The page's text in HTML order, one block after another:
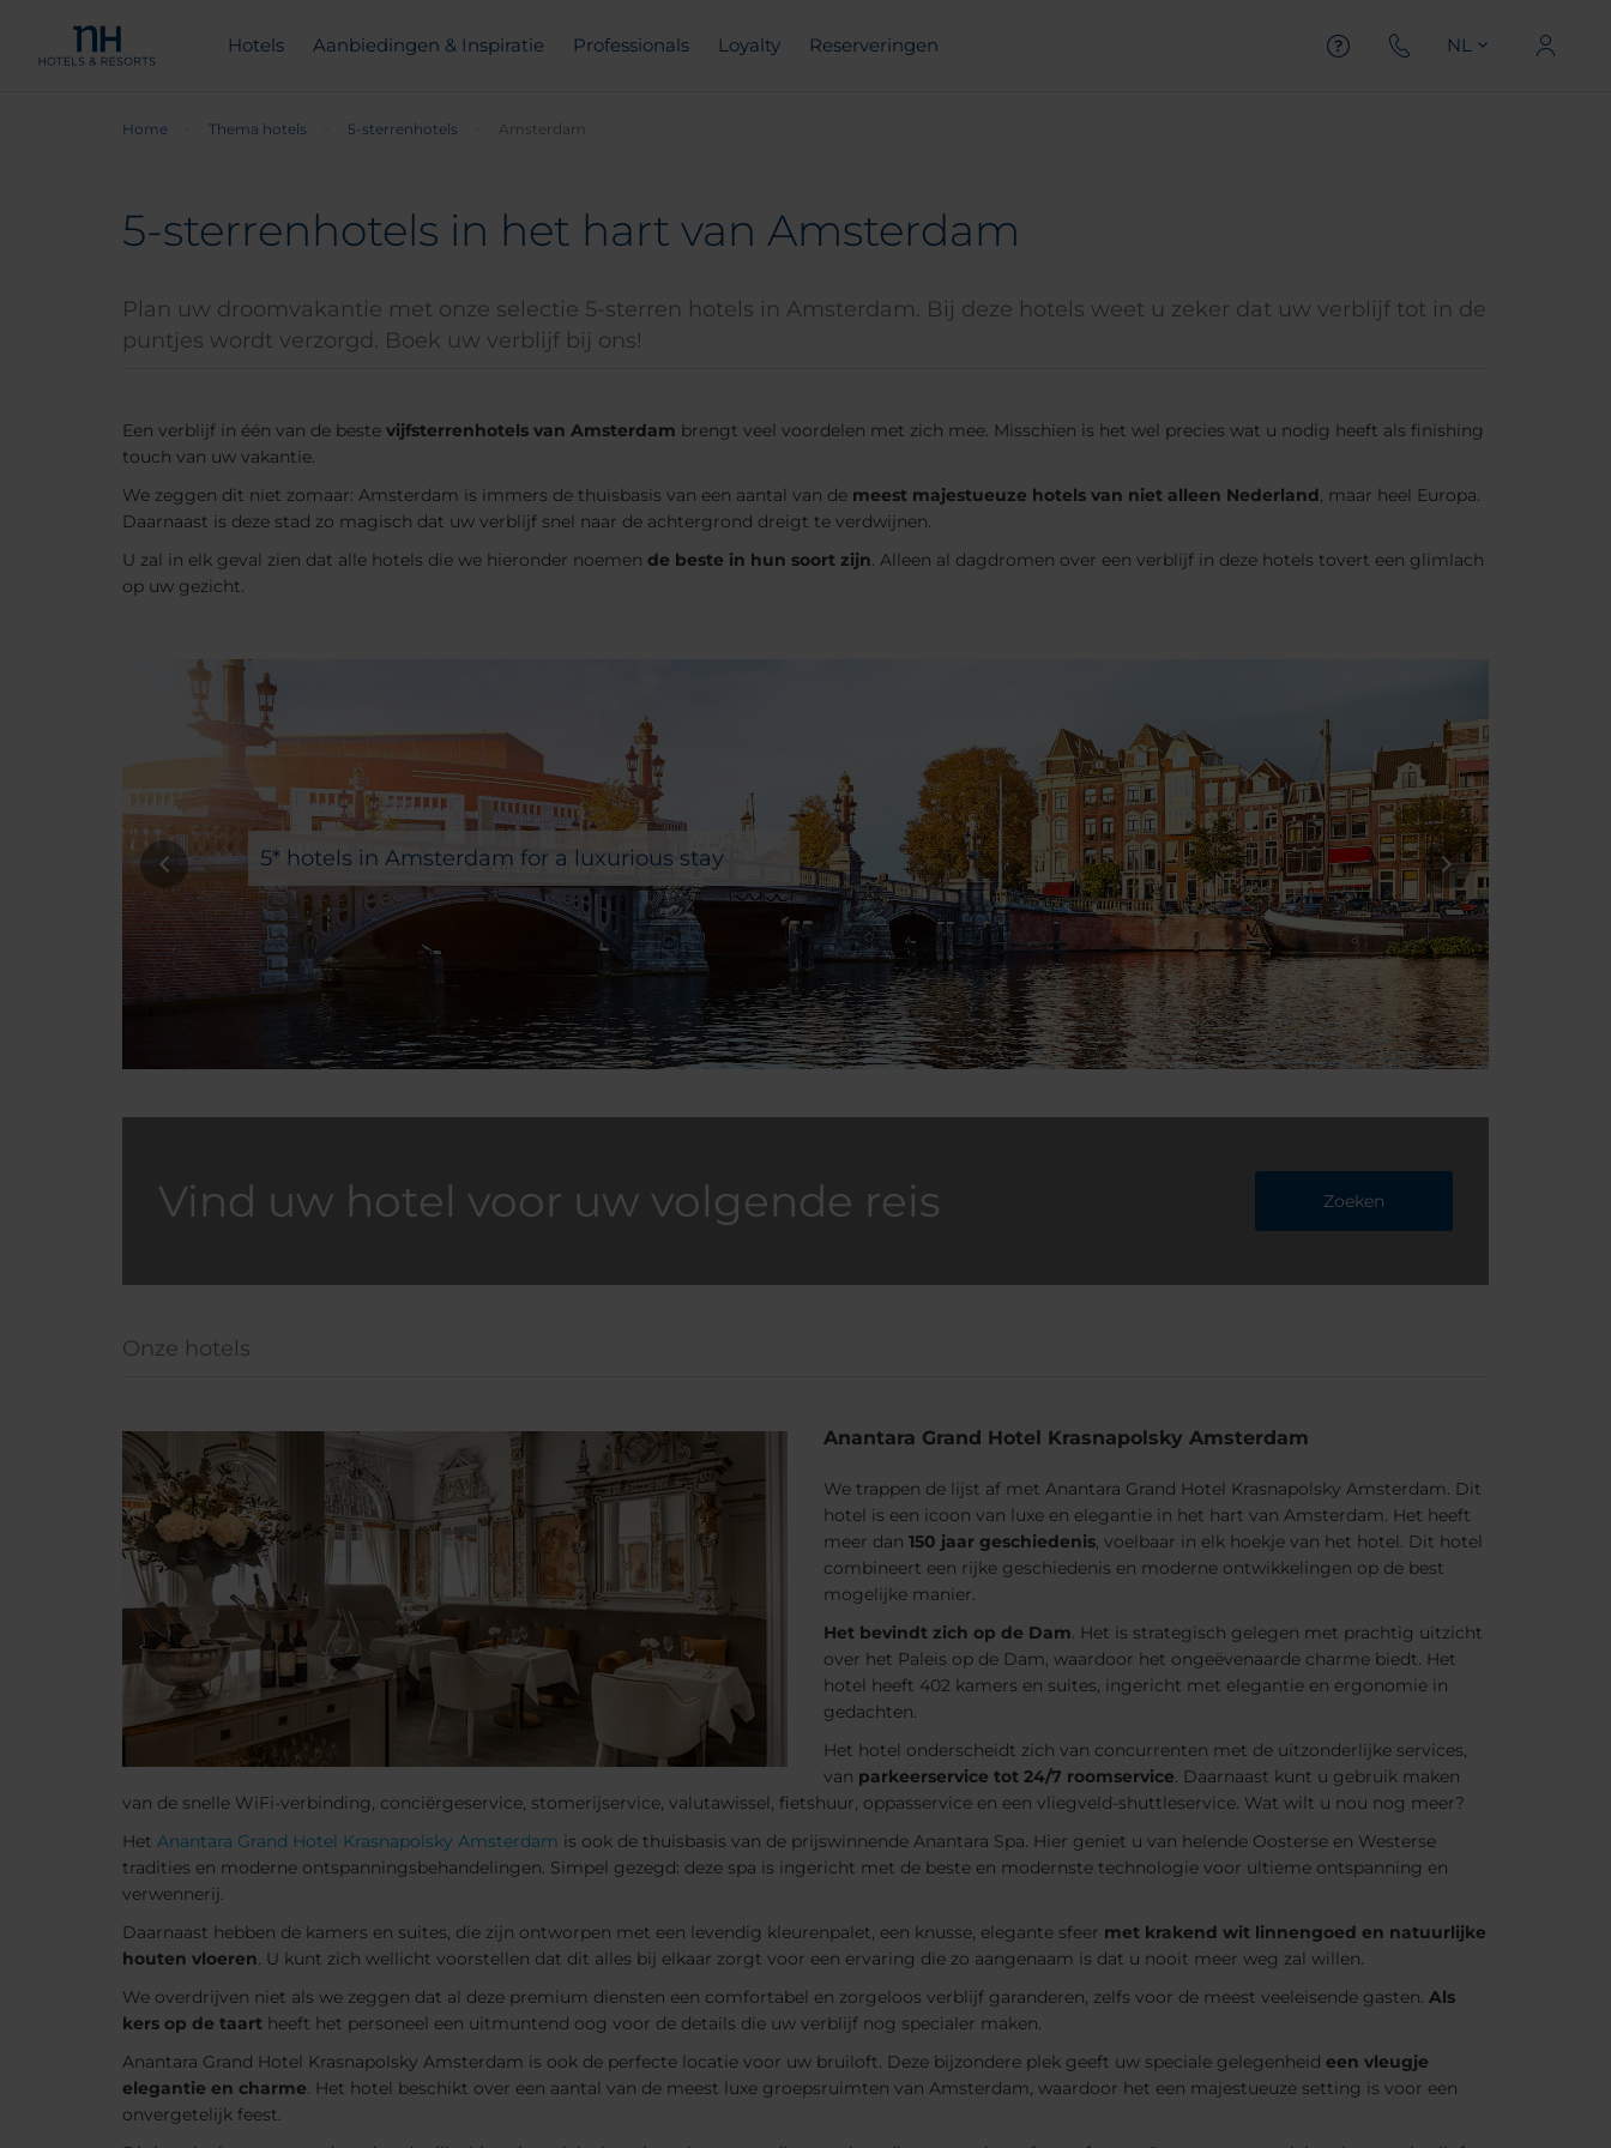
Hotels Aanbiedingen & Inspiratie Professionals Loyalty Reserveringen NL
Home Thema hotels 5-sterrenhotels Amsterdam
5-sterrenhotels in het hart van Amsterdam
Plan uw droomvakantie met onze selectie 5-sterren hotels in Amsterdam. Bij deze hotels weet u zeker dat uw verblijf tot in de
puntjes wordt verzorgd. Boek uw verblijf bij ons!
Een verblijf in één van de beste vijfsterrenhotels van Amsterdam brengt veel voordelen met zich mee. Misschien is het wel precies wat u nodig heeft als finishing
touch van uw vakantie.
We zeggen dit niet zomaar: Amsterdam is immers de thuisbasis van een aantal van de meest majestueuze hotels van niet alleen Nederland, maar heel Europa.
Daarnaast is deze stad zo magisch dat uw verblijf snel naar de achtergrond dreigt te verdwijnen.
U zal in elk geval zien dat alle hotels die we hieronder noemen de beste in hun soort zijn. Alleen al dagdromen over een verblijf in deze hotels tovert een glimlach
op uw gezicht.
5* hotels in Amsterdam for a luxurious stay
Vind uw hotel voor uw volgende reis Zoeken
Onze hotels
Anantara Grand Hotel Krasnapolsky Amsterdam
We trappen de lijst af met Anantara Grand Hotel Krasnapolsky Amsterdam. Dit
hotel is een icoon van luxe en elegantie in het hart van Amsterdam. Het heeft
meer dan 150 jaar geschiedenis, voelbaar in elk hoekje van het hotel. Dit hotel
combineert een rijke geschiedenis en moderne ontwikkelingen op de best
mogelijke manier.
Het bevindt zich op de Dam. Het is strategisch gelegen met prachtig uitzicht
over het Paleis op de Dam, waardoor het ongeëvenaarde charme biedt. Het
hotel heeft 402 kamers en suites, ingericht met elegantie en ergonomie in
gedachten.
Het hotel onderscheidt zich van concurrenten met de uitzonderlijke services,
van parkeerservice tot 24/7 roomservice. Daarnaast kunt u gebruik maken
van de snelle WiFi-verbinding, conciërgeservice, stomerijservice, valutawissel, fietshuur, oppasservice en een vliegveld-shuttleservice. Wat wilt u nou nog meer?
Het Anantara Grand Hotel Krasnapolsky Amsterdam is ook de thuisbasis van de prijswinnende Anantara Spa. Hier geniet u van helende Oosterse en Westerse
tradities en moderne ontspanningsbehandelingen. Simpel gezegd: deze spa is ingericht met de beste en modernste technologie voor ultieme ontspanning en
verwennerij.
Daarnaast hebben de kamers en suites, die zijn ontworpen met een levendig kleurenpalet, een knusse, elegante sfeer met krakend wit linnengoed en natuurlijke
houten vloeren. U kunt zich wellicht voorstellen dat dit alles bij elkaar zorgt voor een ervaring die zo aangenaam is dat u nooit meer weg zal willen.
We overdrijven niet als we zeggen dat al deze premium diensten een comfortabel en zorgeloos verblijf garanderen, zelfs voor de meest veeleisende gasten. Als
kers op de taart heeft het personeel een uitmuntend oog voor de details die uw verblijf nog specialer maken.
Anantara Grand Hotel Krasnapolsky Amsterdam is ook de perfecte locatie voor uw bruiloft. Deze bijzondere plek geeft uw speciale gelegenheid een vleugje
elegantie en charme. Het hotel beschikt over een aantal van de meest luxe groepsruimten van Amsterdam, waardoor het een majestueuze setting is voor een
onvergetelijk feest.